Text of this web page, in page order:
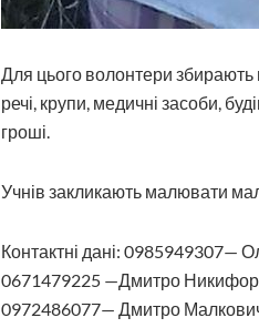
Для цього волонтери збирають
речі, крупи, медичні засоби,
гроші.
Учнів закликають малювати
Контактні дані: 0985949307—
0671479225 —Дмитро
0972486077— Дмитро